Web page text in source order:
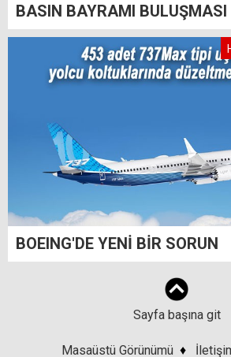
BASIN BAYRAMI BULUŞMASI
BOEING'DE YENİ BİR SORUN
Sayfa başına git
Masaüstü Görünümü ♦